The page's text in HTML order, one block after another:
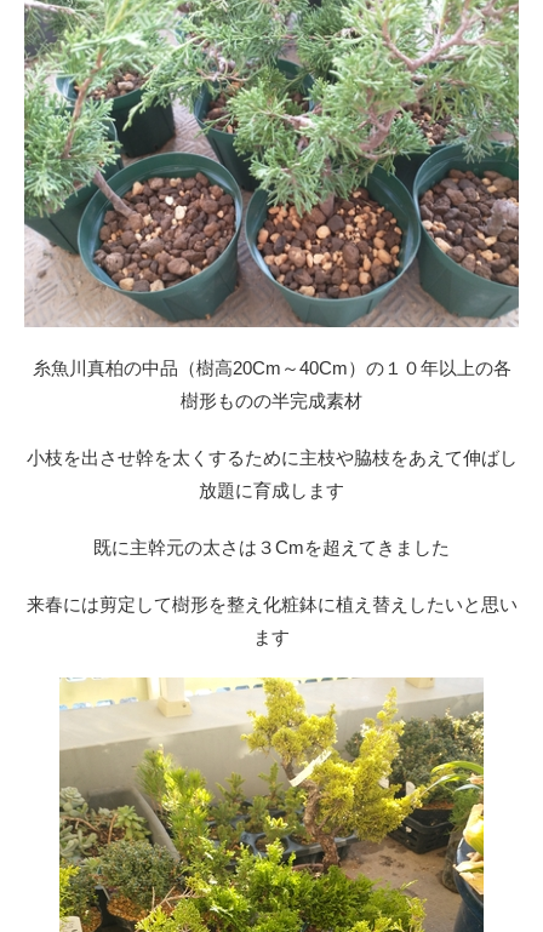
糸魚川真柏の中品（樹高20Cm～40Cm）の１０年以上の各
樹形ものの半完成素材
小枝を出させ幹を太くするために主枝や脇枝をあえて伸ばし
放題に育成します
既に主幹元の太さは３Cmを超えてきました
来春には剪定して樹形を整え化粧鉢に植え替えしたいと思い
ます